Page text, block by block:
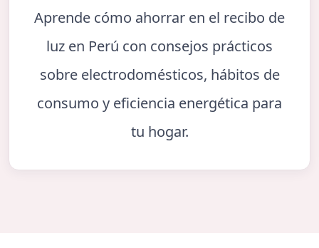
Aprende cómo ahorrar en el recibo de
luz en Perú con consejos prácticos
sobre electrodomésticos, hábitos de
consumo y eficiencia energética para
tu hogar.